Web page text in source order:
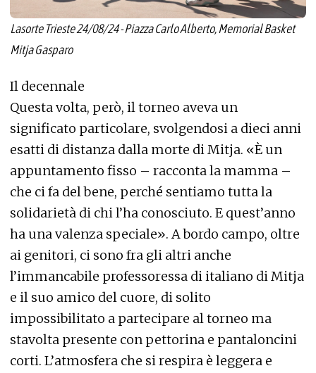
Lasorte Trieste 24/08/24 - Piazza Carlo Alberto, Memorial Basket
Mitja Gasparo
Il decennale
Questa volta, però, il torneo aveva un
significato particolare, svolgendosi a dieci anni
esatti di distanza dalla morte di Mitja. «È un
appuntamento fisso – racconta la mamma –
che ci fa del bene, perché sentiamo tutta la
solidarietà di chi l’ha conosciuto. E quest’anno
ha una valenza speciale». A bordo campo, oltre
ai genitori, ci sono fra gli altri anche
l’immancabile professoressa di italiano di Mitja
e il suo amico del cuore, di solito
impossibilitato a partecipare al torneo ma
stavolta presente con pettorina e pantaloncini
corti. L’atmosfera che si respira è leggera e